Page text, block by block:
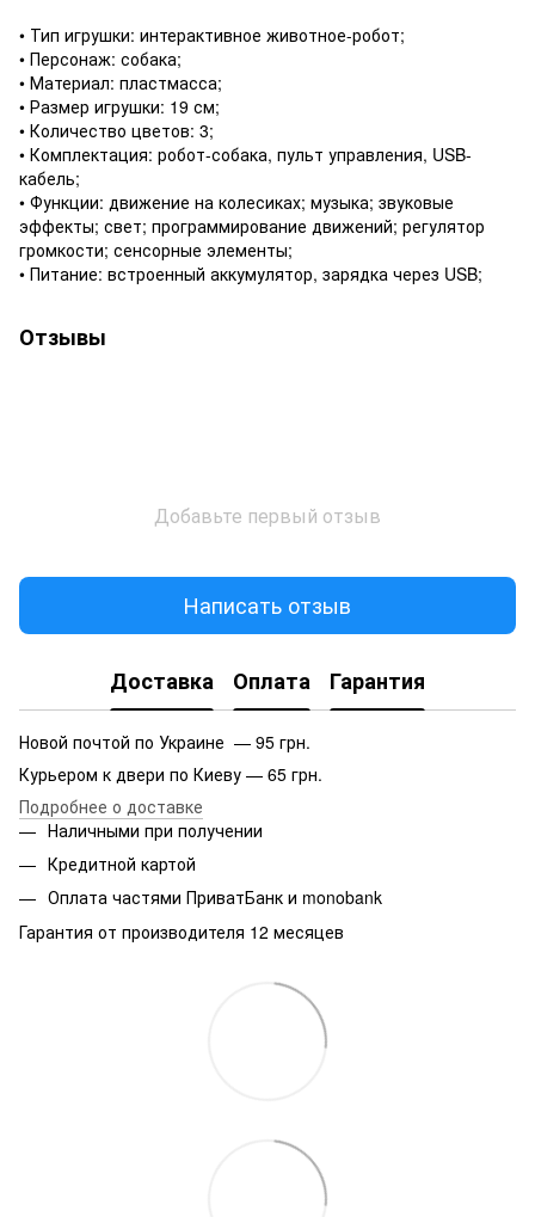
• Тип игрушки: интерактивное животное-робот;
• Персонаж: собака;
• Материал: пластмасса;
• Размер игрушки: 19 см;
• Количество цветов: 3;
• Комплектация: робот-собака, пульт управления, USB-
кабель;
• Функции: движение на колесиках; музыка; звуковые
эффекты; свет; программирование движений; регулятор
громкости; сенсорные элементы;
• Питание: встроенный аккумулятор, зарядка через USB;
Отзывы
Добавьте первый отзыв
Написать отзыв
Доставка Оплата Гарантия
Новой почтой по Украине — 95 грн.
Курьером к двери по Киеву — 65 грн.
Подробнее о доставке
Наличными при получении
Кредитной картой
Оплата частями ПриватБанк и monobank
Гарантия от производителя 12 месяцев